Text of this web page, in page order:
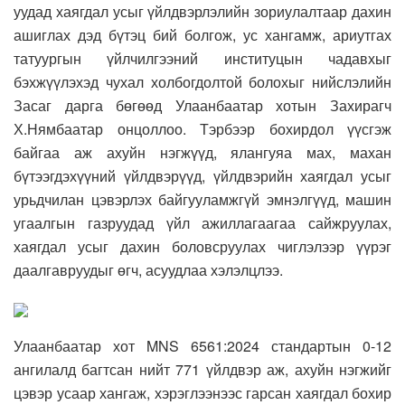
уудад хаягдал усыг үйлдвэрлэлийн зориулалтаар дахин
ашиглах дэд бүтэц бий болгож, ус хангамж, ариутгах
татуургын үйлчилгээний институцын чадавхыг
бэхжүүлэхэд чухал холбогдолтой болохыг нийслэлийн
Засаг дарга бөгөөд Улаанбаатар хотын Захирагч
Х.Нямбаатар онцоллоо. Тэрбээр бохирдол үүсгэж
байгаа аж ахуйн нэгжүүд, ялангуяа мах, махан
бүтээгдэхүүний үйлдвэрүүд, үйлдвэрийн хаягдал усыг
урьдчилан цэвэрлэх байгууламжгүй эмнэлгүүд, машин
угаалгын газруудад үйл ажиллагаагаа сайжруулах,
хаягдал усыг дахин боловсруулах чиглэлээр үүрэг
даалгавруудыг өгч, асуудлаа хэлэлцлээ.
Улаанбаатар хот MNS 6561:2024 стандартын 0-12
ангилалд багтсан нийт 771 үйлдвэр аж, ахуйн нэгжийг
цэвэр усаар хангаж, хэрэглээнээс гарсан хаягдал бохир